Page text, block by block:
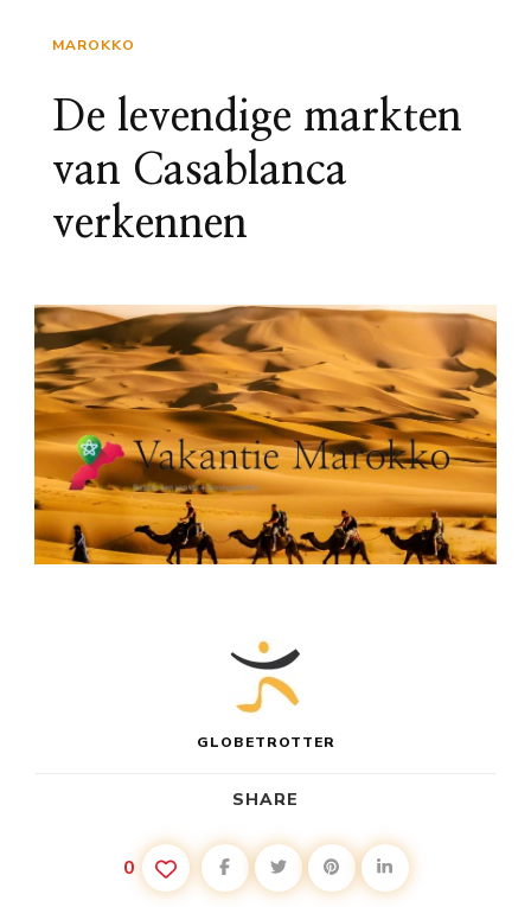
MAROKKO
De levendige markten
van Casablanca
verkennen
GLOBETROTTER
SHARE
0